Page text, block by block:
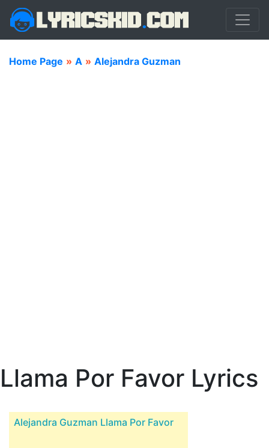
Home Page » A » Alejandra Guzman
Llama Por Favor Lyrics
Alejandra Guzman Llama Por Favor